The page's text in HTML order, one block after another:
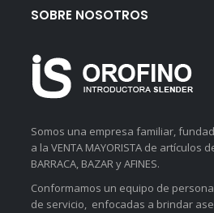
SOBRE NOSOTROS
Somos una empresa familiar,
a la VENTA MAYORISTA de artículos
BARRACA, BAZAR y AFINES.
Conformamos un equipo de
de servicio, enfocadas a brindar